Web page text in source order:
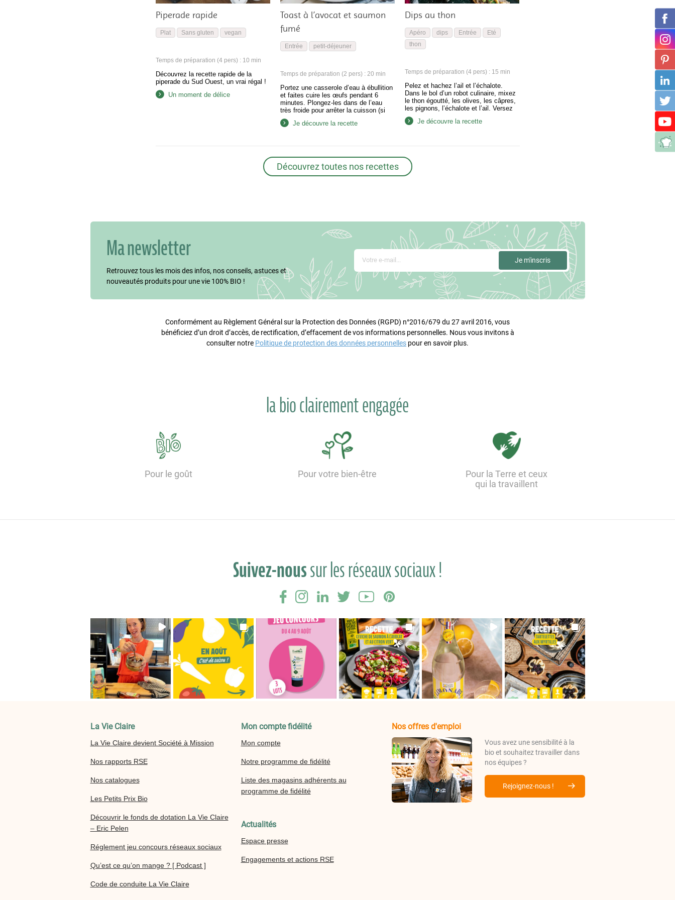
Piperade rapide
Plat Sans gluten vegan
Temps de préparation (4 pers) : 10 min
Découvrez la recette rapide de la
piperade du Sud Ouest, un vrai régal !
Un moment de délice
Toast à l’avocat et saumon
fumé
Entrée petit-déjeuner
Temps de préparation (2 pers) : 20 min
Portez une casserole d’eau à ébullition
et faites cuire les œufs pendant 6
minutes. Plongez-les dans de l’eau
très froide pour arrêter la cuisson (si
vous avez de la glace, c’est mieux).
Coupez l’avocat et le fromage frais en
Je découvre la recette
Dips au thon
Apéro dips Entrée
Eté
thon
Temps de préparation (4 pers) : 15 min
Pelez et hachez l’ail et l’échalote.
Dans le bol d’un robot culinaire, mixez
le thon égoutté, les olives, les câpres,
les pignons, l’échalote et l’ail. Versez
l’huile d’olive et le jus de citron, puis
assaisonnez de sel et de poivre.
Je découvre la recette
Découvrez toutes nos recettes
Ma newsletter
Retrouvez tous les mois des infos, nos conseils, astuces et
nouveautés produits pour une vie 100% BIO !
Conformément au Règlement Général sur la Protection des Données (RGPD) n°2016/679 du 27 avril 2016, vous
bénéficiez d’un droit d’accès, de rectification, d’effacement de vos informations personnelles. Nous vous invitons à
consulter notre Politique de protection des données personnelles pour en savoir plus.
la bio clairement engagée
Pour le goût Pour votre bien-être
Pour la Terre et ceux
qui la travaillent
Suivez-noussur les réseaux sociaux !
La Vie Claire
La Vie Claire devient Société à Mission
Nos rapports RSE
Nos catalogues
Les Petits Prix Bio
Découvrir le fonds de dotation La Vie Claire
– Eric Pelen
Réglement jeu concours réseaux sociaux
Qu’est ce qu’on mange ? [ Podcast ]
Code de conduite La Vie Claire
Mon compte fidélité
Mon compte
Notre programme de fidélité
Liste des magasins adhérents au
programme de fidélité
Actualités
Espace presse
Engagements et actions RSE
Nos offres d'emploi
Vous avez une sensibilité à la
bio et souhaitez travailler dans
nos équipes ?
Rejoignez-nous !